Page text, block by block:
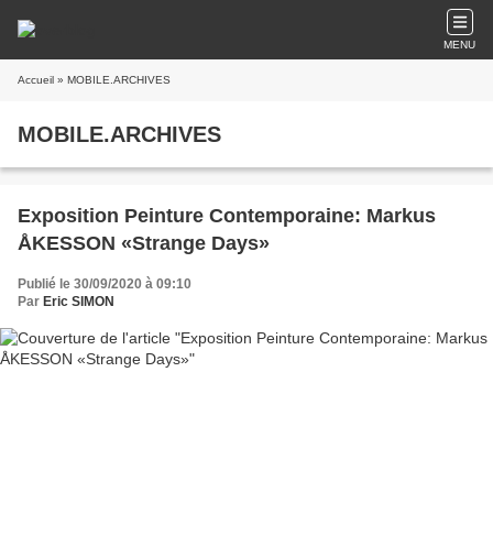
MENU
Accueil » MOBILE.ARCHIVES
MOBILE.ARCHIVES
Exposition Peinture Contemporaine: Markus
ÅKESSON «Strange Days»
Publié le 30/09/2020 à 09:10
Par Eric SIMON